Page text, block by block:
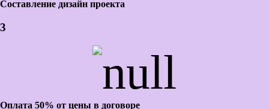
Составление дизайн проекта
3
Оплата 50% от цены в договоре